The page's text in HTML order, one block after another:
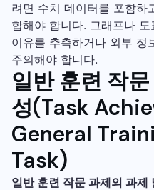
려면 수치 데이터를 포함하
합해야 합니다. 그래프나
이유를 추측하거나 외부 정
주의해야 합니다.
일반 훈련 작
성(Task
General
Task)
일반 훈련 작문 과제의 과제